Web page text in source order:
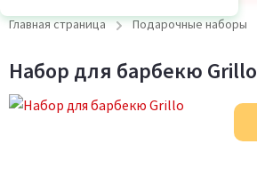
Главная страница Подарочные наборы
Набор для барбекю Grillo